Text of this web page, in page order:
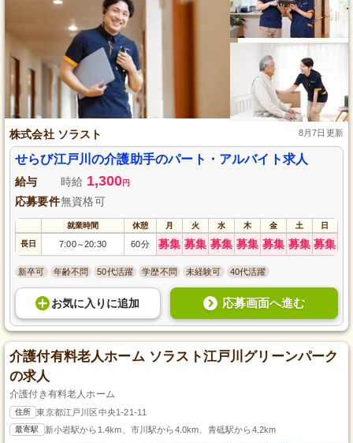
株式会社 ソラスト 8月7日更新
せらび江戸川の介護助手のパート・アルバイト求人
給与 時給 1,300円
応募要件無資格可
就業時間 休憩 月 火 水 木 金 土 日
長日 7:00～20:30 60分 募集 募集 募集 募集 募集 募集 募集
新卒可 年齢不問 50代活躍 学歴不問 未経験可 40代活躍
お気に入り に追加 応募画面へ進む
介護付有料老人ホーム ソラスト江戸川グリーンパーク
の求人
介護付き有料老人ホーム
住所 東京都江戸川区中央1-21-11
最寄駅 新小岩駅から1.4km、市川駅から4.0km、青砥駅から4.2km